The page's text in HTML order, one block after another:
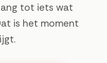
tot iets wat
is het moment